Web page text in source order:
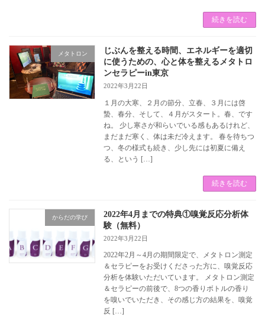
続きを読む
メタトロン
じぶんを整える時間、エネルギーを適切
に使うための、心と体を整えるメタトロ
ンセラピーin東京
2022年3月22日
１月の大寒、２月の節分、立春、３月には啓
蟄、春分、そして、４月がスタート。春、です
ね。 少し寒さが和らいでいる感もあるけれど、
まだまだ寒く、体は未だ冷えます。 春を待ちつ
つ、冬の様式も続き、少し先には初夏に備え
る、という […]
続きを読む
からだの学び
2022年4月までの特典①嗅覚反応分析体
験（無料）
2022年3月22日
2022年2月～4月の期間限定で、メタトロン測定
＆セラピーをお受けくださった方に、嗅覚反応
分析を体験いただいています。 メタトロン測定
＆セラピーの前後で、8つの香りボトルの香り
を嗅いでいただき、その感じ方の結果を、嗅覚
反 […]